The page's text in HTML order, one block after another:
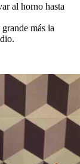
al horno hasta
más la